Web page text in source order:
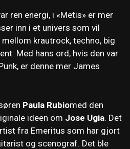
ren energi, i «Metis» er mer
inn i et univers som vil
mellom krautrock, techno, big
Med hans ord, hvis den var
er denne mer James
Paula Rubiomed den
ideen om Jose Ugia. Det
fra Emeritus som har gjort
og scenograf. Det ble